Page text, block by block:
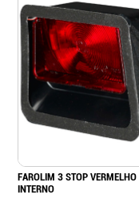
FAROLIM 3 STOP VERMELHO
INTERNO